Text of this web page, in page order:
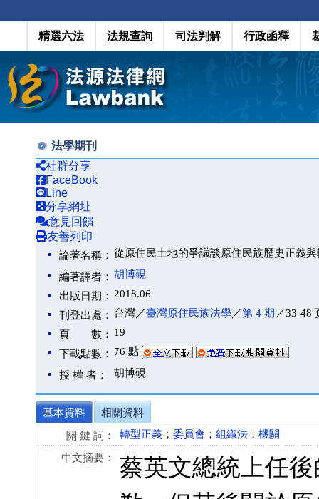
精選六法 法規查詢 司法判解 行政函釋
法學期刊
社群分享
FaceBook
Line
分享網址
意見回饋
友善列印
論著名稱： 從原住民土地的爭議談原住民族歷史正義
編著譯者： 胡博硯
出版日期： 2018.06
刊登出處： 台灣／臺灣原住民族法學／第 4 期 ／33-48
頁 數： 19
下載點數： 76 點
授 權 者： 胡博硯
基本資料
相關資料
關 鍵 詞：
轉型正義 ； 委員會 ； 組織法 ； 機關
中文摘要：
蔡英文總統上任